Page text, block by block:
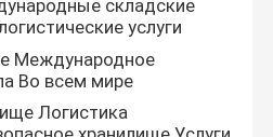
складские
услуги
Международное
Во всем мире
Логистика